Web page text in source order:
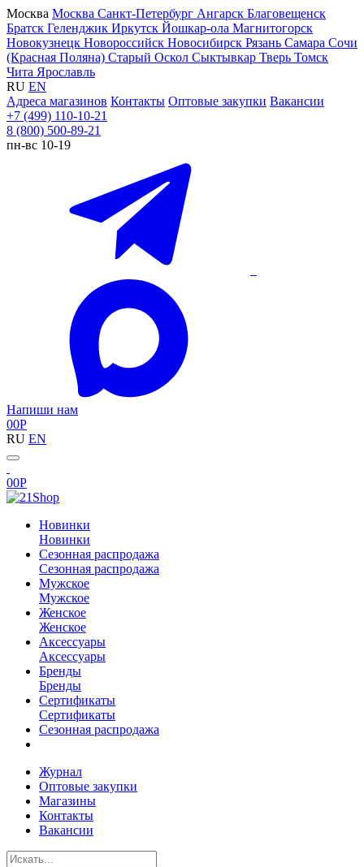
Москва Москва Санкт-Петербург Ангарск Благовещенск
Братск Геленджик Иркутск Йошкар-ола Магнитогорск
Новокузнецк Новороссийск Новосибирск Рязань Самара Сочи
(Красная Поляна) Старый Оскол Сыктывкар Тверь Томск
Чита Ярославль
RU EN
Адреса магазинов Контакты Оптовые закупки Вакансии
+7 (499) 110-10-21
8 (800) 500-89-21
пн-вс 10-19
Напиши нам
00Р
RU EN
00Р
Новинки
Новинки
Сезонная распродажа
Сезонная распродажа
Мужское
Мужское
Женское
Женское
Аксессуары
Аксессуары
Бренды
Бренды
Сертификаты
Сертификаты
Сезонная распродажа
Журнал
Оптовые закупки
Магазины
Контакты
Вакансии